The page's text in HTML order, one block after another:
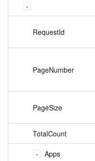
RequestId
PageNumber
PageSize
TotalCount
Apps